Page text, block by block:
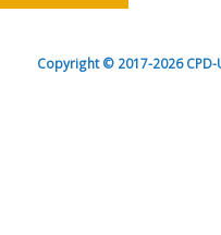
Copyright © 2017-2026